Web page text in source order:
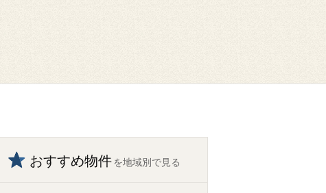
おすすめ物件を地域別で見る